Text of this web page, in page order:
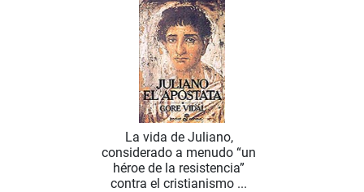
La vida de Juliano,
considerado a menudo “un
héroe de la resistencia”
contra el cristianismo ...